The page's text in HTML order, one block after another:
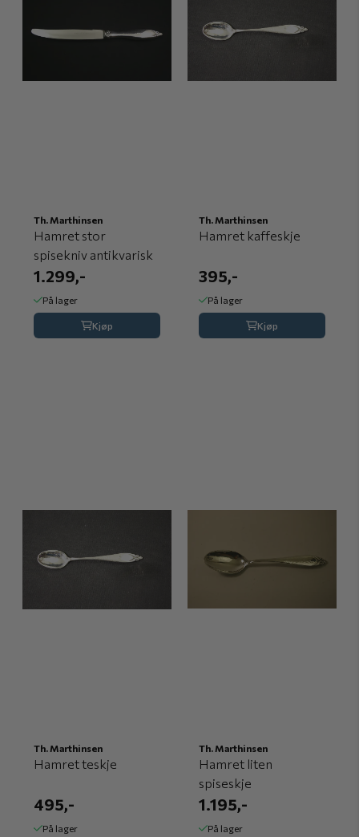
Th. Marthinsen
Hamret stor
spisekniv antikvarisk
1.299,-
På lager
Kjøp
Th. Marthinsen
Hamret kaffeskje
395,-
På lager
Kjøp
Th. Marthinsen
Hamret teskje
495,-
På lager
Th. Marthinsen
Hamret liten
spiseskje
1.195,-
På lager